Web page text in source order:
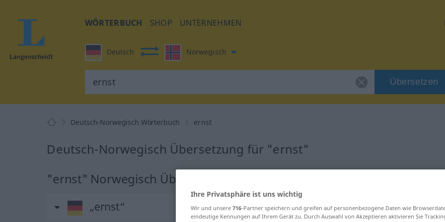
WÖRTERBUCH SHOP UNTERNEHMEN
Deutsch Norwegisch
Übersetzen
Deutsch-Norwegisch Wörterbuch ernst
Deutsch-Norwegisch Übersetzung für "ernst"
"ernst" Norwegisch Übersetzung
„ernst“
Ihre Privatsphäre ist uns wichtig
Wir und unsere 716-Partner speichern und greifen auf personenbezogene Daten wie
eindeutige Kennungen auf Ihrem Gerät zu. Durch Auswahl von Akzeptieren aktivieren Sie